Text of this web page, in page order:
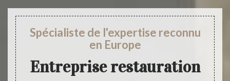
Spécialiste de l'expertise reconnu
en Europe
Entreprise restauration